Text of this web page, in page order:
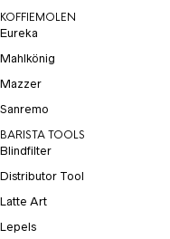
KOFFIEMOLEN
Eureka
Mahlkönig
Mazzer
Sanremo
BARISTA TOOLS
Blindfilter
Distributor Tool
Latte Art
Lepels